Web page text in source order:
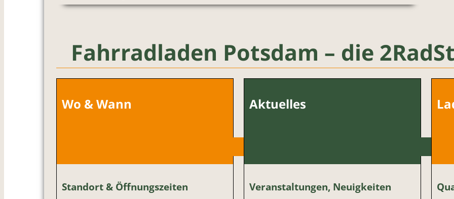
Fahrradladen Potsdam – die
Wo & Wann
Standort & Öffnungszeiten
Aktuelles
Veranstaltungen, Neuigkeiten